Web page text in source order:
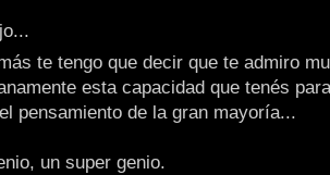
te tengo que decir que te admiro
esta capacidad que tenés
pensamiento de la gran mayoría...
un super genio.